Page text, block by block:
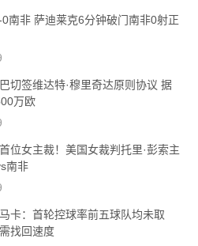
南非 萨迪莱克6分钟破门南非0射正
切签维达特·穆里奇达原则协议 据
万欧
位女主裁！美国女裁判托里·彭索主
南非
卡：首轮控球率前五球队均未取
找回速度